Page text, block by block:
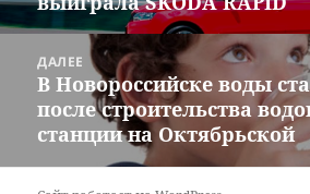
ДАЛЕЕ
Следующая
запись:
В Новороссийске воды
после строительства
станции на Октябрьской